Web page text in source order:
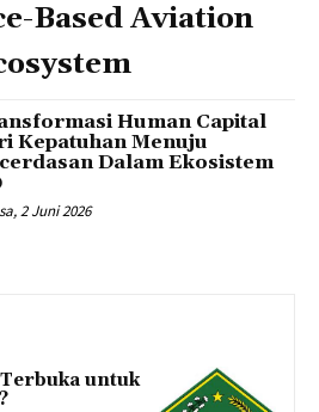
Based Aviation
Human Capital
Kepatuhan Menuju
Dalam Ekosistem
2 Juni 2026
untuk